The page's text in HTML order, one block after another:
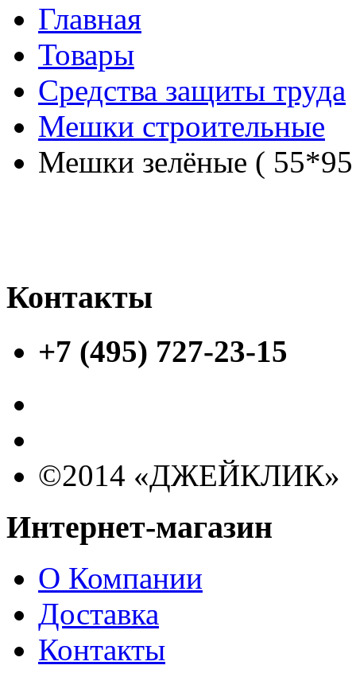
Главная
Товары
Средства защиты труда
Мешки строительные
Мешки зелёные (
Контакты
+7 (495) 727-23-15
©2014 «ДЖЕЙКЛИК»
Интернет-магазин
О Компании
Доставка
Контакты